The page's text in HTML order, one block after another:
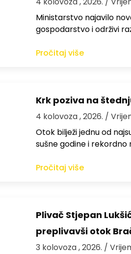
Ministarstvo najavilo
gospodarstvo i održivi
Pročitaj više
Krk poziva na
4 kolovoza , 2026. /
Otok bilježi jednu od
sušne godine i rekordno
Pročitaj više
Plivač Stjepan
preplivavši otok
3 kolovoza , 2026. /